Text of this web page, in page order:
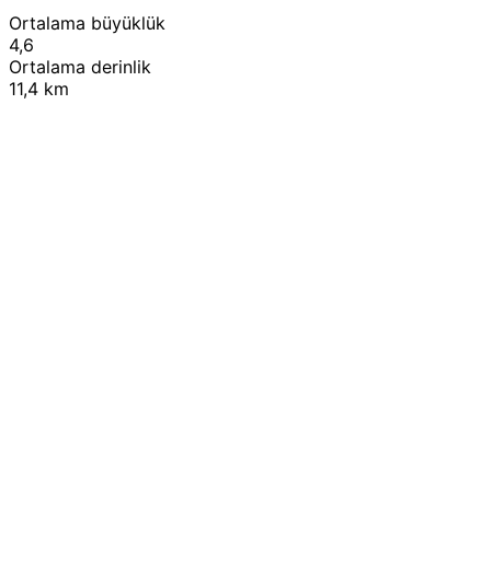
Ortalama büyüklük
4,6
Ortalama derinlik
11,4 km